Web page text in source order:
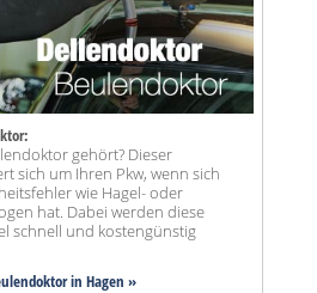
gehört? Dieser
sich um Ihren Pkw, wenn sich
wie Hagel- oder
hat. Dabei werden diese
schnell und kostengünstig
in Hagen »